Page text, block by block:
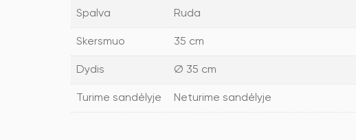
Spalva Ruda
Skersmuo 35 cm
Dydis Ø 35 cm
Turime sandėlyje Neturime sandėlyje